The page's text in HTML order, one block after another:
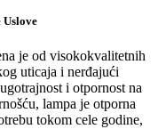
Uslove
je od visokokvalitetnih
uticaja i nerđajući
i otpornost na
lampa je otporna
tokom cele godine,